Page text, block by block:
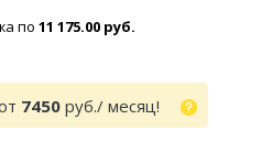
по 11 175.00 руб.
7450 руб./ месяц!